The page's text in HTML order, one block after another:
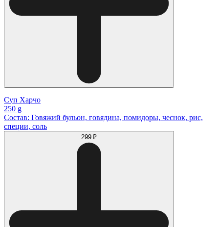
Суп Харчо
250 g
Состав: Говяжий бульон, говядина, помидоры, чеснок, рис,
специи, соль
299 ₽